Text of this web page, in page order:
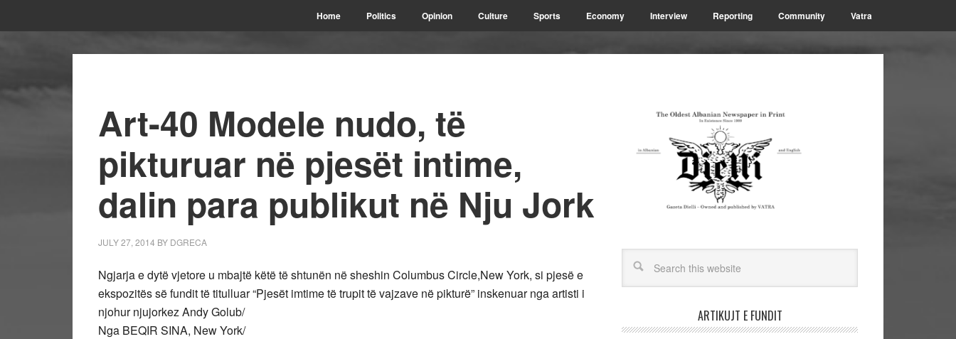
Home Politics Opinion Culture Sports Economy Interview Reporting Community Vatra
Art-40 Modele nudo, të
pikturuar në pjesët intime,
dalin para publikut në Nju Jork
JULY 27, 2014 BY DGRECA
Ngjarja e dytë vjetore u mbajtë këtë të shtunën në sheshin Columbus Circle,New York, si pjesë e
ekspozitës së fundit të titulluar “Pjesët imtime të trupit të vajzave në pikturë” inskenuar nga artisti i
njohur njujorkez Andy Golub/
Nga BEQIR SINA, New York/
ARTIKUJT E FUNDIT